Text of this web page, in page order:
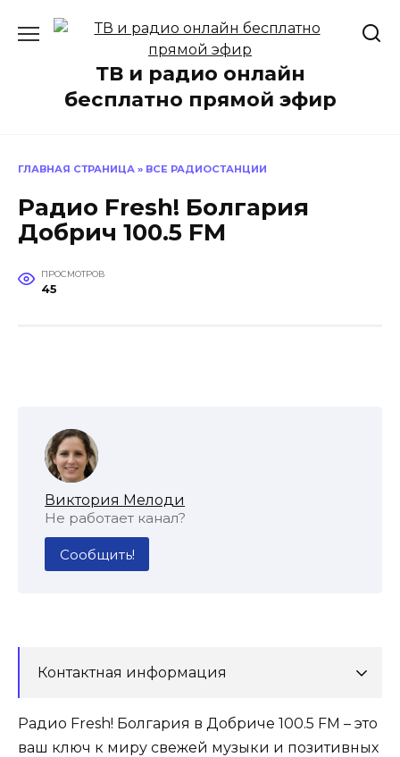
ТВ и радио онлайн
бесплатно прямой эфир
ГЛАВНАЯ СТРАНИЦА » ВСЕ РАДИОСТАНЦИИ
Радио Fresh! Болгария
Добрич 100.5 FM
ПРОСМОТРОВ
45
Виктория Мелоди
Не работает канал?
Сообщить!
Контактная информация
Радио Fresh! Болгария в Добриче 100.5 FM – это
ваш ключ к миру свежей музыки и позитивных